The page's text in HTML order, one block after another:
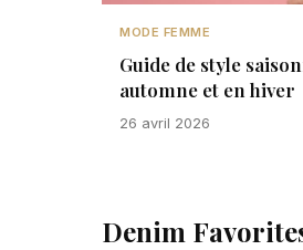
MODE FEMME
Guide de style
automne et en hiver
26 avril 2026
Denim